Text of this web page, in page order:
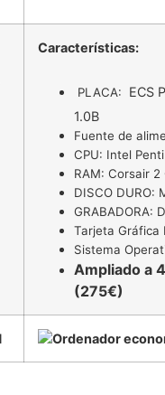
Características:
PLACA:
ECS
1.0B
Fuente de
CPU: Intel
RAM: Corsair 2
DISCO DURO:
GRABADORA:
Tarjeta Gráfica
Sistema
Ampliado a
(275€)